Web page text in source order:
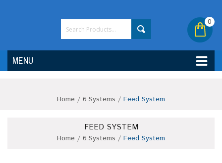
0
MENU
Home / 6.Systems / Feed System
FEED SYSTEM
Home / 6.Systems / Feed System